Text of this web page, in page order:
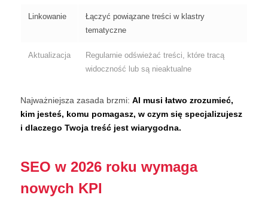
Linkowanie
Łączyć powiązane treści w klastry
tematyczne
Aktualizacja
Regularnie odświeżać treści, które tracą
widoczność lub są nieaktualne
Najważniejsza zasada brzmi: AI musi łatwo zrozumieć,
kim jesteś, komu pomagasz, w czym się specjalizujesz
i dlaczego Twoja treść jest wiarygodna.
SEO w 2026 roku wymaga
nowych KPI